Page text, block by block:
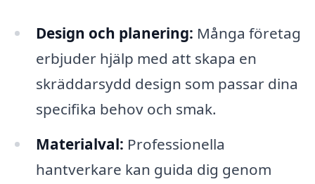
Design och planering: Många företag
erbjuder hjälp med att skapa en
skräddarsydd design som passar dina
specifika behov och smak.
Materialval: Professionella
hantverkare kan guida dig genom